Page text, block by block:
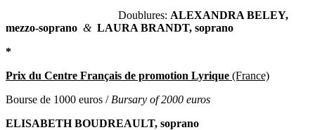
Doublures: ALEXANDRA BELEY,
mezzo-soprano & LAURA BRANDT, soprano
*
Prix du Centre Français de promotion Lyrique (France)
Bourse de 1000 euros /Bursary of 2000 euros
ELISABETH BOUDREAULT, soprano